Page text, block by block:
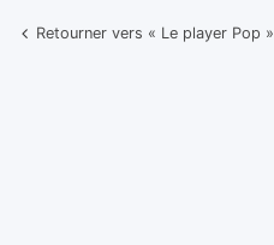
Retourner vers « Le player Pop »